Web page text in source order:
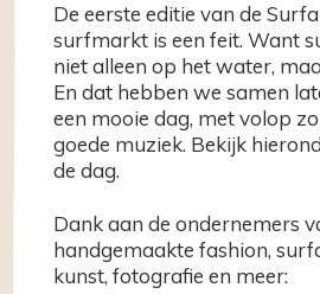
De eerste editie van de
surfmarkt is een feit. Want
niet alleen op het water,
En dat hebben we samen
een mooie dag, met volop
goede muziek. Bekijk
de dag.
Dank aan de ondernemers
handgemaakte fashion,
kunst, fotografie en meer: